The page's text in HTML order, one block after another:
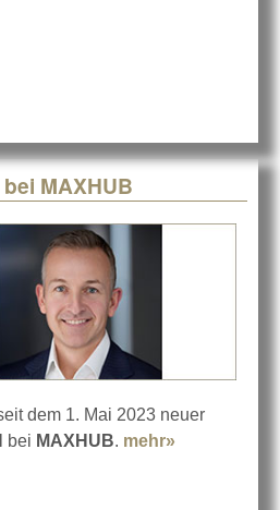
MAXHUB
dem 1. Mai 2023 neuer
bei MAXHUB. mehr»